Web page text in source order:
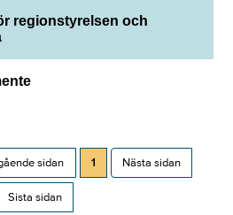
regionstyrelsen och
sidan 1 Nästa sidan
Sista sidan